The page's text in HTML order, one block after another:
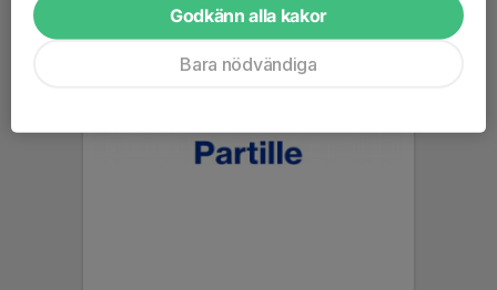
Godkänn alla kakor
Bara nödvändiga